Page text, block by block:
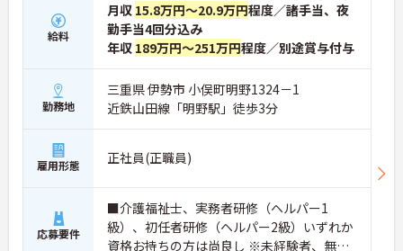
給料
月収 15.8万円～20.9万円程度／諸手当、夜
勤手当4回分込み
年収 189万円～251万円程度／別途賞与付与
勤務地
三重県 伊勢市 小俣町明野1324－1
近鉄山田線「明野駅」徒歩3分
雇用形態 正社員(正職員)
応募要件
■介護福祉士、実務者研修（ヘルパー1
級）、初任者研修（ヘルパー2級）いずれか
資格お持ちの方は尚良し ※未経験者、無資